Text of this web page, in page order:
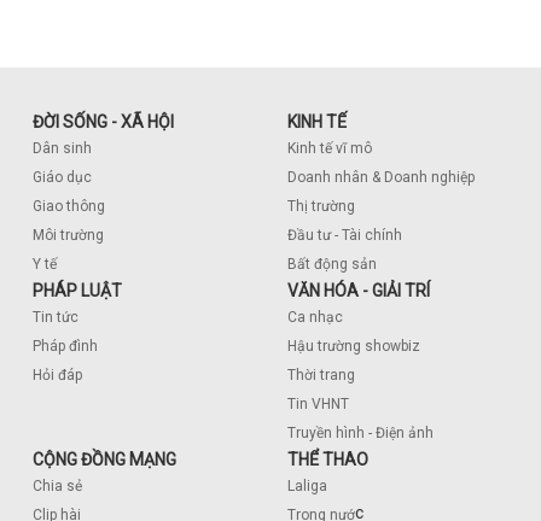
ĐỜI SỐNG - XÃ HỘI
Dân sinh
Giáo dục
Giao thông
Môi trường
Y tế
KINH TẾ
Kinh tế vĩ mô
Doanh nhân & Doanh nghiệp
Thị trường
Đầu tư - Tài chính
Bất động sản
PHÁP LUẬT
Tin tức
Pháp đình
Hỏi đáp
VĂN HÓA - GIẢI TRÍ
Ca nhạc
Hậu trường showbiz
Thời trang
Tin VHNT
Truyền hình - Điện ảnh
CỘNG ĐỒNG MẠNG
Chia sẻ
Clip hài
THỂ THAO
Laliga
Trong nước